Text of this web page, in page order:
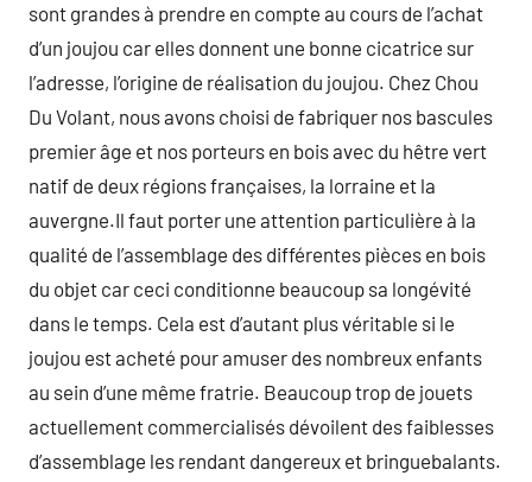
sont grandes à prendre en compte au cours de l’achat
d’un joujou car elles donnent une bonne cicatrice sur
l’adresse, l’origine de réalisation du joujou. Chez Chou
Du Volant, nous avons choisi de fabriquer nos bascules
premier âge et nos porteurs en bois avec du hêtre vert
natif de deux régions françaises, la lorraine et la
auvergne.Il faut porter une attention particulière à la
qualité de l’assemblage des différentes pièces en bois
du objet car ceci conditionne beaucoup sa longévité
dans le temps. Cela est d’autant plus véritable si le
joujou est acheté pour amuser des nombreux enfants
au sein d’une même fratrie. Beaucoup trop de jouets
actuellement commercialisés dévoilent des faiblesses
d’assemblage les rendant dangereux et bringuebalants.